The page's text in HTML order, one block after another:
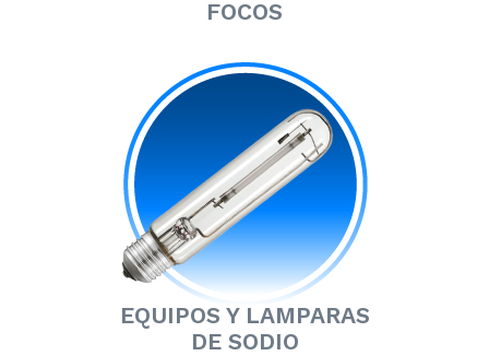
FOCOS
EQUIPOS Y LAMPARAS
DE SODIO